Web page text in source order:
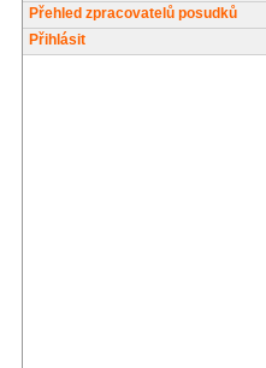
Přehled zpracovatelů posudků
Přihlásit